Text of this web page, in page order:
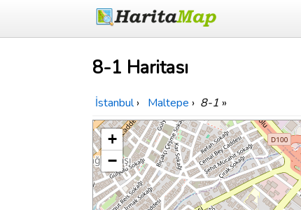
8-1 Haritası
İstanbul › Maltepe › 8-1 »
+
−